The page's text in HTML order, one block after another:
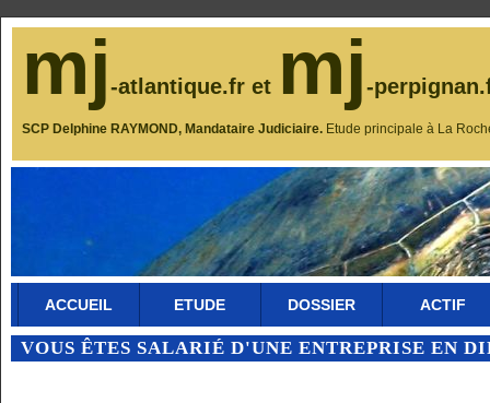
mj-atlantique.fr et mj-
SCP Delphine RAYMOND, Mandataire Judiciaire. Etude principale à La
ACCUEIL ETUDE DOSSIER ACTIF
VOUS ÊTES SALARIÉ D'UNE ENTREPRISE EN